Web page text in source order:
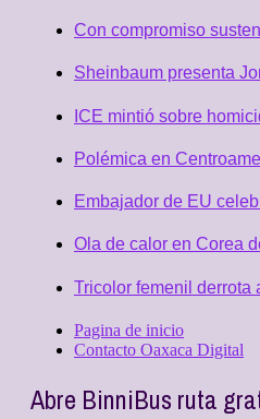
Con compromiso
Sheinbaum presenta
ICE mintió sobre
Polémica en
Embajador de EU
Ola de calor en Corea
Tricolor femenil derrota
Pagina de inicio
Contacto Oaxaca Digital
Abre BinniBus ruta